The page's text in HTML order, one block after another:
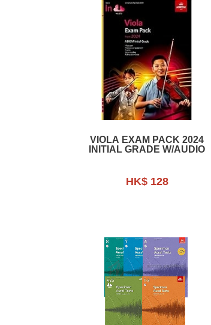
VIOLA EXAM PACK 2024
INITIAL GRADE W/AUDIO
HK$ 128